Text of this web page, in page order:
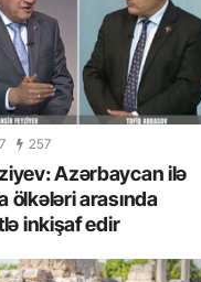
257
Azərbaycan ilə
ölkələri arasında
inkişaf edir